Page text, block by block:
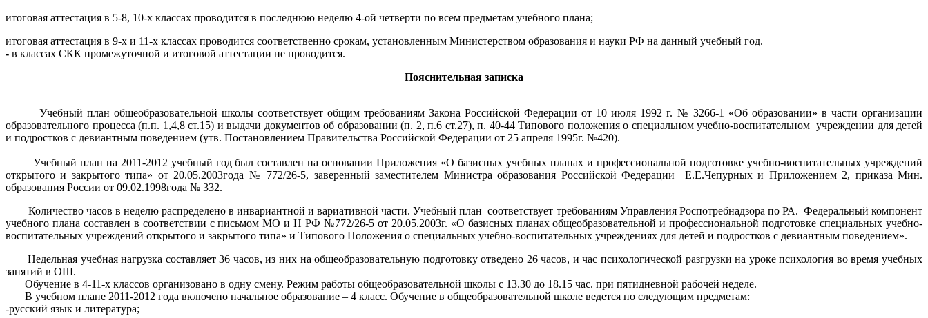
итоговая аттестация в 5-8, 10-х классах проводится в последнюю неделю 4-ой четверти по всем предметам учебного плана;
итоговая аттестация в 9-х и 11-х классах проводится соответственно срокам, установленным Министерством образования и науки РФ на данный учебный год.
- в классах СКК промежуточной и итоговой аттестации не проводится.
Пояснительная записка
Учебный план общеобразовательной школы соответствует общим требованиям Закона Российской Федерации от 10 июля 1992 г. № 3266-1 «Об образовании» в части организации
образовательного процесса (п.п. 1,4,8 ст.15) и выдачи документов об образовании (п. 2, п.6 ст.27), п. 40-44 Типового положения о специальном учебно-воспитательном учреждении для детей
и подростков с девиантным поведением (утв. Постановлением Правительства Российской Федерации от 25 апреля 1995г. №420).
Учебный план на 2011-2012 учебный год был составлен на основании Приложения «О базисных учебных планах и профессиональной подготовке учебно-воспитательных учреждений
открытого и закрытого типа» от 20.05.2003года № 772/26-5, заверенный заместителем Министра образования Российской Федерации Е.Е.Чепурных и Приложением 2, приказа Мин.
образования России от 09.02.1998года № 332.
Количество часов в неделю распределено в инвариантной и вариативной части. Учебный план соответствует требованиям Управления Роспотребнадзора по РА. Федеральный компонент
учебного плана составлен в соответствии с письмом МО и Н РФ №772/26-5 от 20.05.2003г. «О базисных планах общеобразовательной и профессиональной подготовке специальных учебно-
воспитательных учреждений открытого и закрытого типа» и Типового Положения о специальных учебно-воспитательных учреждениях для детей и подростков с девиантным поведением».
Недельная учебная нагрузка составляет 36 часов, из них на общеобразовательную подготовку отведено 26 часов, и час психологической разгрузки на уроке психология во время учебных
занятий в ОШ.
Обучение в 4-11-х классов организовано в одну смену. Режим работы общеобразовательной школы с 13.30 до 18.15 час. при пятидневной рабочей неделе.
В учебном плане 2011-2012 года включено начальное образование – 4 класс. Обучение в общеобразовательной школе ведется по следующим предметам:
-русский язык и литература;